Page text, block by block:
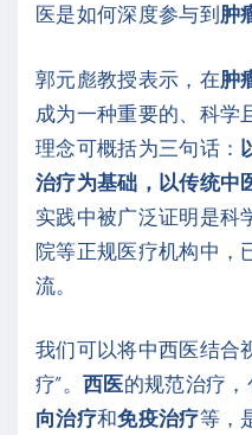
医是如何深度参与到肿
郭元彪教授表示，在肿
成为一种重要的、科学
理念可概括为三句话：
治疗为基础，以传统中
实践中被广泛证明是科
院等正规医疗机构中，
流。
我们可以将中西医结合
疗”。 西医的规范治疗，
向治疗和免疫治疗等，